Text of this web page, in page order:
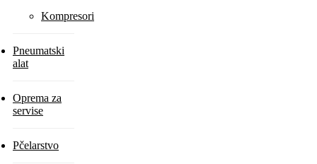
Kompresori
Pneumatski
alat
Oprema za
servise
Pčelarstvo